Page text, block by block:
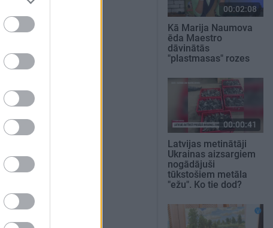
00:02:08
Kā Marija Naumova
ēda Maestro
dāvinātās
"plastmasas" rozes
00:00:41
Latvijas metinātāji
Ukrainas aizsargiem
nogādājuši
tūkstošiem metāla
"ežu". Ko tie dod?